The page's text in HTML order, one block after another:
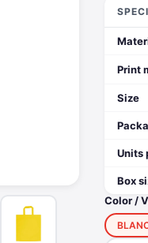
Print
Size
Units
Box
Color /